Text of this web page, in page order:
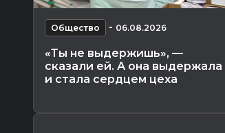
Общество - 06.08.2026
«Ты не выдержишь», —
сказали ей. А она выдержала
и стала сердцем цеха